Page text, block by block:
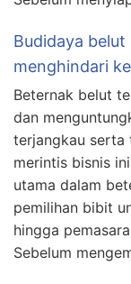
Budidaya
menghindari
Beternak belut
dan
terjangkau serta
merintis bisnis
utama dalam
pemilihan bibit
hingga
Sebelum